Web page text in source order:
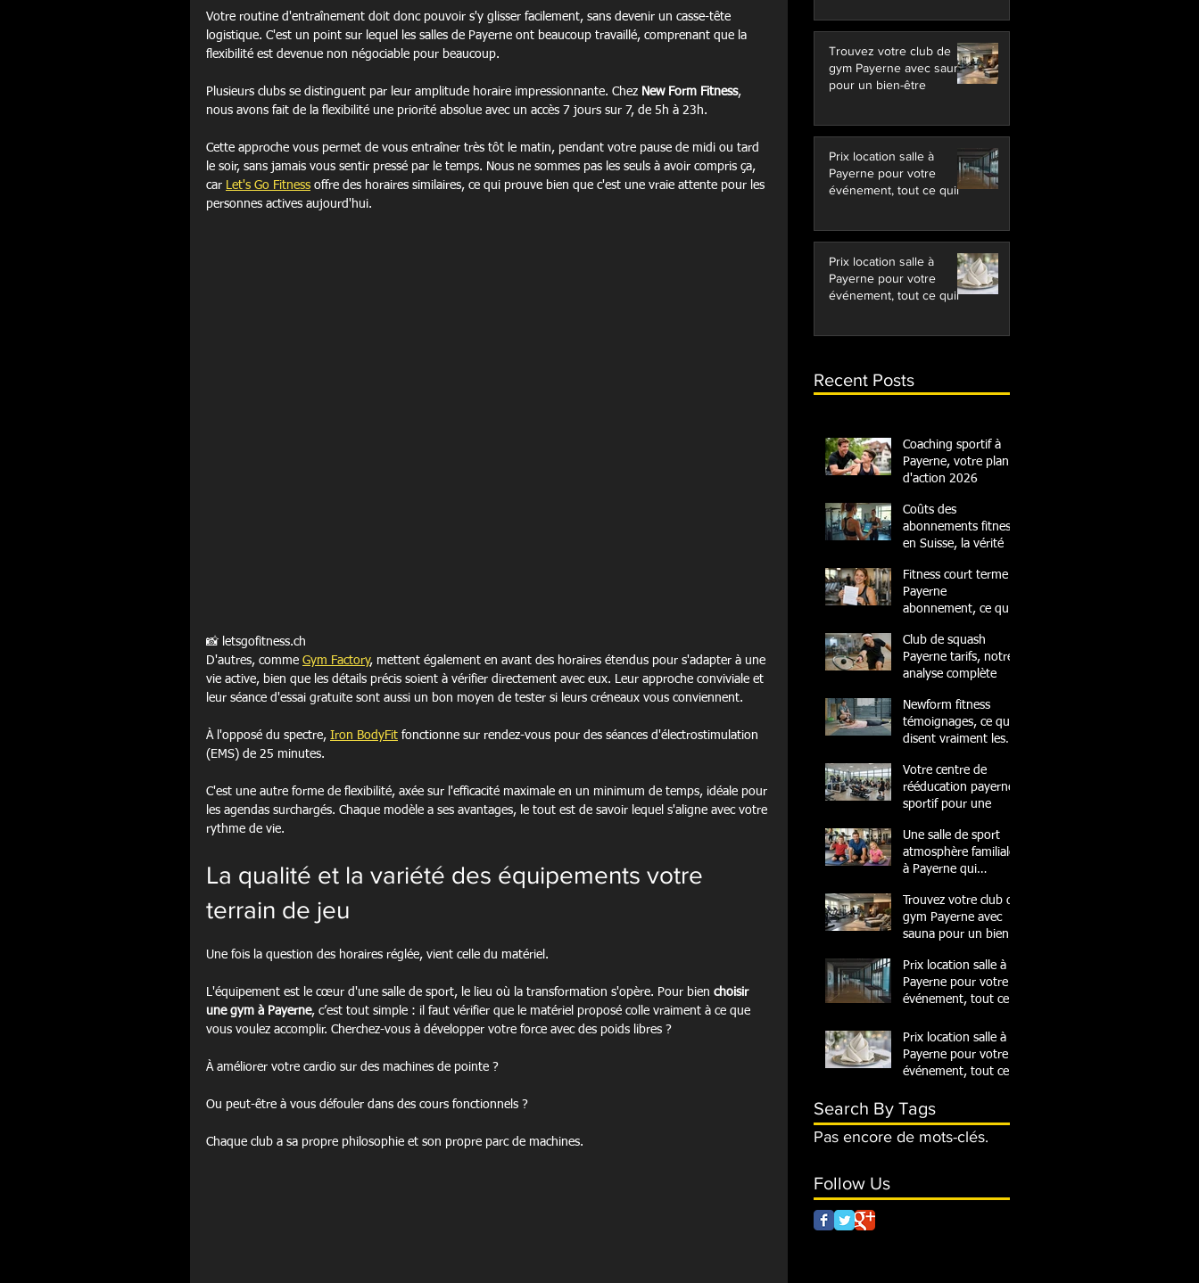
Votre routine d'entraînement doit donc pouvoir s'y glisser facilement, sans devenir un casse-tête
logistique. C'est un point sur lequel les salles de Payerne ont beaucoup travaillé, comprenant que la
flexibilité est devenue non négociable pour beaucoup.
Plusieurs clubs se distinguent par leur amplitude horaire impressionnante. Chez New Form Fitness,
nous avons fait de la flexibilité une priorité absolue avec un accès 7 jours sur 7, de 5h à 23h.
Cette approche vous permet de vous entraîner très tôt le matin, pendant votre pause de midi ou tard
le soir, sans jamais vous sentir pressé par le temps. Nous ne sommes pas les seuls à avoir compris ça,
car Let's Go Fitness offre des horaires similaires, ce qui prouve bien que c'est une vraie attente pour les
personnes actives aujourd'hui.
📸 letsgofitness.ch
D'autres, comme Gym Factory, mettent également en avant des horaires étendus pour s'adapter à une
vie active, bien que les détails précis soient à vérifier directement avec eux. Leur approche conviviale et
leur séance d'essai gratuite sont aussi un bon moyen de tester si leurs créneaux vous conviennent.
À l'opposé du spectre, Iron BodyFit fonctionne sur rendez-vous pour des séances d'électrostimulation
(EMS) de 25 minutes.
C'est une autre forme de flexibilité, axée sur l'efficacité maximale en un minimum de temps, idéale pour
les agendas surchargés. Chaque modèle a ses avantages, le tout est de savoir lequel s'aligne avec votre
rythme de vie.
La qualité et la variété des équipements votre
terrain de jeu
Une fois la question des horaires réglée, vient celle du matériel.
L'équipement est le cœur d'une salle de sport, le lieu où la transformation s'opère. Pour bien choisir
une gym à Payerne, c’est tout simple : il faut vérifier que le matériel proposé colle vraiment à ce que
vous voulez accomplir. Cherchez-vous à développer votre force avec des poids libres ?
À améliorer votre cardio sur des machines de pointe ?
Ou peut-être à vous défouler dans des cours fonctionnels ?
Chaque club a sa propre philosophie et son propre parc de machines.
Trouvez votre club de
gym Payerne avec sauna
pour un bien-être
Prix location salle à
Payerne pour votre
événement, tout ce quil
Prix location salle à
Payerne pour votre
événement, tout ce quil
Recent Posts
Coaching sportif à
Payerne, votre plan
d'action 2026
Coûts des
abonnements fitness
en Suisse, la vérité
Fitness court terme
Payerne
abonnement, ce qu'il
Club de squash
Payerne tarifs, notre
analyse complète
Newform fitness
témoignages, ce que
disent vraiment les
Votre centre de
rééducation payerne
sportif pour une
Une salle de sport
atmosphère familiale
à Payerne qui
Trouvez votre club de
gym Payerne avec
sauna pour un bien-
Prix location salle à
Payerne pour votre
événement, tout ce
Prix location salle à
Payerne pour votre
événement, tout ce
Search By Tags
Pas encore de mots-clés.
Follow Us